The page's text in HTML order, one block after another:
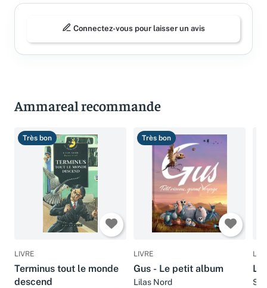
Connectez-vous pour laisser un avis
Ammareal recommande
Très bon
LIVRE
Terminus tout le monde
descend
Très bon
LIVRE
Gus - Le petit album
Lilas Nord
La